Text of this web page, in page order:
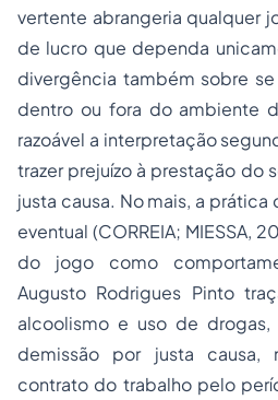
vertente abrangeria qualquer
de lucro que dependa
divergência também sobre
dentro ou fora do ambiente
razoável a interpretação
trazer prejuízo à prestação do
justa causa. No mais, a
eventual (CORREIA; MIESSA,
do jogo como
Augusto Rodrigues Pinto
alcoolismo e uso de
demissão por justa causa,
contrato do trabalho pelo